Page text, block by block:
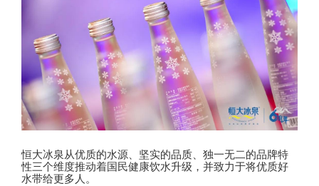
恒大冰泉从优质的水源、坚实的品质、独一无二的品牌特
性三个维度推动着国民健康饮水升级，并致力于将优质好
水带给更多人。